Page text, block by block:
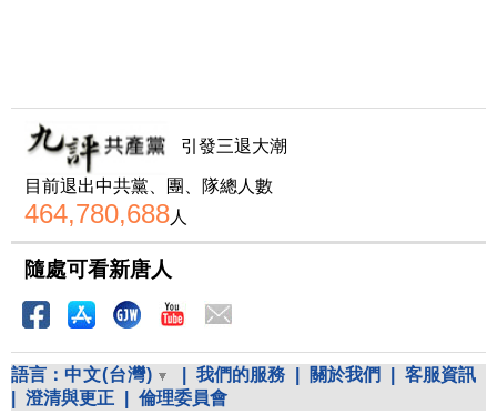
引發三退大潮
目前退出中共黨、團、隊總人數
464,780,688人
隨處可看新唐人
語言： 中文(台灣) 我們的服務 關於我們
客服資訊
澄清與更正 倫理委員會